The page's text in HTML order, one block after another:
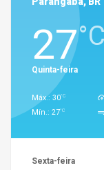
27°C
Quinta-feira
Máx.: 30°C
Mín.: 27°C
Sexta-feira